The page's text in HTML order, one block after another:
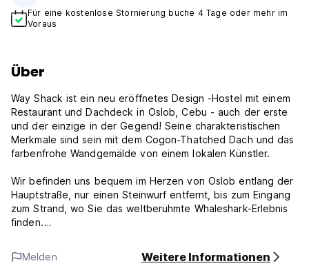
Für eine kostenlose Stornierung buche 4 Tage oder mehr im
Voraus
Über
Way Shack ist ein neu eröffnetes Design -Hostel mit einem
Restaurant und Dachdeck in Oslob, Cebu - auch der erste
und der einzige in der Gegend! Seine charakteristischen
Merkmale sind sein mit dem Cogon-Thatched Dach und das
farbenfrohe Wandgemälde von einem lokalen Künstler.
Wir befinden uns bequem im Herzen von Oslob entlang der
Hauptstraße, nur einen Steinwurf entfernt, bis zum Eingang
zum Strand, wo Sie das weltberühmte Whaleshark-Erlebnis
finden.
Bleib bei uns und sei einer der ersten, der mit den
Whalesharks schwimmt!
Melden Weitere Informationen